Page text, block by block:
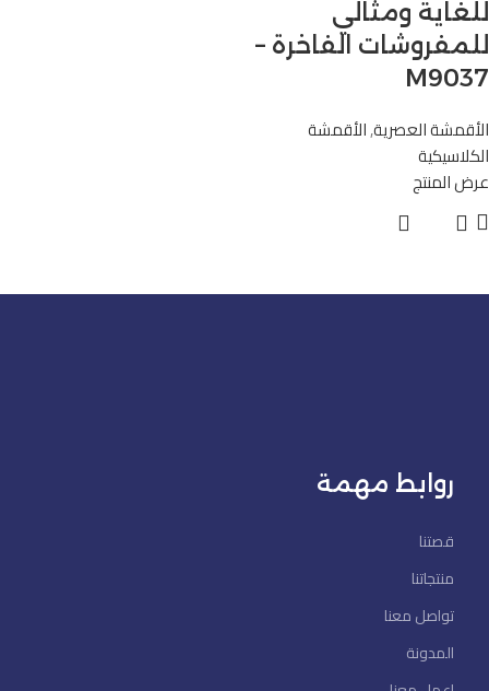
للغاية ومثالي
للمفروشات الفاخرة –
M9037
الأقمشة العصرية,الأقمشة
الكلاسيكية
عرض المنتج
روابط مهمة
قصتنا
منتجاتنا
تواصل معنا
المدونة